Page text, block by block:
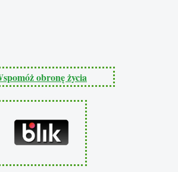
obronę życia